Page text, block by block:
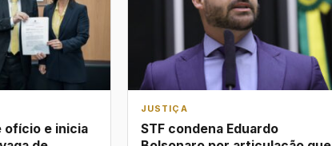
ofício e inicia
JUSTIÇA
STF condena Eduardo